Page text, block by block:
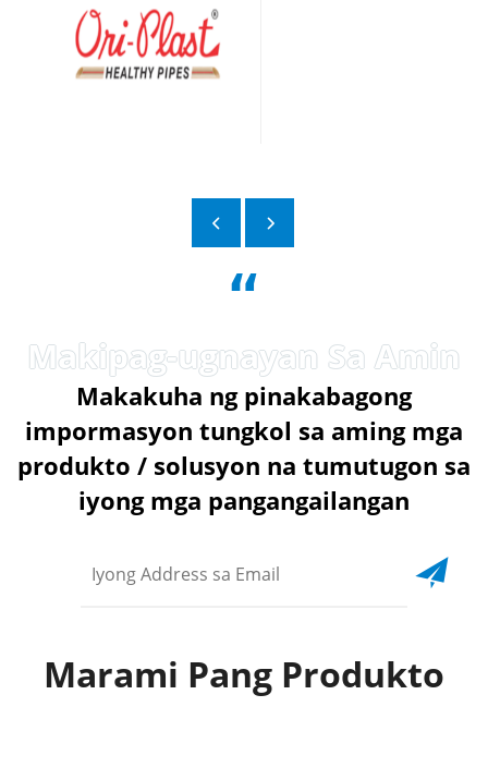
“
Makakuha ng pinakabagong
impormasyon tungkol sa aming mga
produkto / solusyon na tumutugon sa
iyong mga pangangailangan
Marami Pang Produkto